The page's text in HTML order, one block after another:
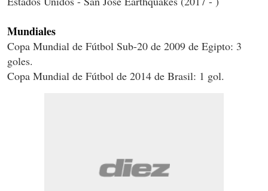
Mundiales
Copa Mundial de Fútbol Sub-20 de 2009 de Egipto: 3
goles.
Copa Mundial de Fútbol de 2014 de Brasil: 1 gol.